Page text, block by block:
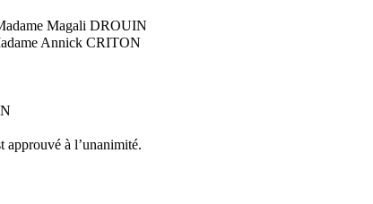
Magali DROUIN
Annick CRITON
approuvé à l’unanimité.